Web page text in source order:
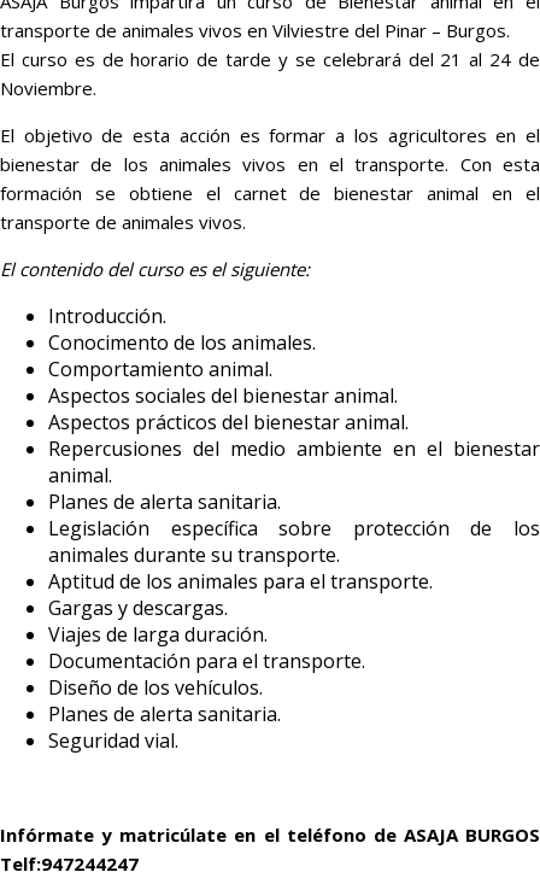
transporte de animales vivos en Vilviestre del Pinar – Burgos.
El curso es de horario de tarde y se celebrará del 21 al 24 de
Noviembre.
El objetivo de esta acción es formar a los agricultores en el
bienestar de los animales vivos en el transporte. Con esta
formación se obtiene el carnet de bienestar animal en el
transporte de animales vivos.
El contenido del curso es el siguiente:
Introducción.
Conocimento de los animales.
Comportamiento animal.
Aspectos sociales del bienestar animal.
Aspectos prácticos del bienestar animal.
Repercusiones del medio ambiente en el bienestar
animal.
Planes de alerta sanitaria.
Legislación específica sobre protección de los
animales durante su transporte.
Aptitud de los animales para el transporte.
Gargas y descargas.
Viajes de larga duración.
Documentación para el transporte.
Diseño de los vehículos.
Planes de alerta sanitaria.
Seguridad vial.
Infórmate y matricúlate en el teléfono de ASAJA BURGOS
Telf:947244247